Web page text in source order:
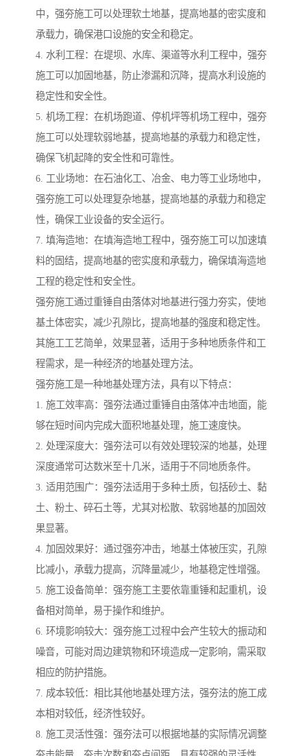
中，强夯施工可以处理软土地基，提高地基的密实度和
承载力，确保港口设施的安全和稳定。
4. 水利工程：在堤坝、水库、渠道等水利工程中，强夯
施工可以加固地基，防止渗漏和沉降，提高水利设施的
稳定性和安全性。
5. 机场工程：在机场跑道、停机坪等机场工程中，强夯
施工可以处理软弱地基，提高地基的承载力和稳定性，
确保飞机起降的安全性和可靠性。
6. 工业场地：在石油化工、冶金、电力等工业场地中，
强夯施工可以处理复杂地基，提高地基的承载力和稳定
性，确保工业设备的安全运行。
7. 填海造地：在填海造地工程中，强夯施工可以加速填
料的固结，提高地基的密实度和承载力，确保填海造地
工程的稳定性和安全性。
强夯施工通过重锤自由落体对地基进行强力夯实，使地
基土体密实，减少孔隙比，提高地基的强度和稳定性。
其施工工艺简单，效果显著，适用于多种地质条件和工
程需求，是一种经济的地基处理方法。
强夯施工是一种地基处理方法，具有以下特点：
1. 施工效率高：强夯法通过重锤自由落体冲击地面，能
够在短时间内完成大面积地基处理，施工速度快。
2. 处理深度大：强夯法可以有效处理较深的地基，处理
深度通常可达数米至十几米，适用于不同地质条件。
3. 适用范围广：强夯法适用于多种土质，包括砂土、黏
土、粉土、碎石土等，尤其对松散、软弱地基的加固效
果显著。
4. 加固效果好：通过强夯冲击，地基土体被压实，孔隙
比减小，承载力提高，沉降量减少，地基稳定性增强。
5. 施工设备简单：强夯施工主要依靠重锤和起重机，设
备相对简单，易于操作和维护。
6. 环境影响较大：强夯施工过程中会产生较大的振动和
噪音，可能对周边建筑物和环境造成一定影响，需采取
相应的防护措施。
7. 成本较低：相比其他地基处理方法，强夯法的施工成
本相对较低，经济性较好。
8. 施工灵活性强：强夯法可以根据地基的实际情况调整